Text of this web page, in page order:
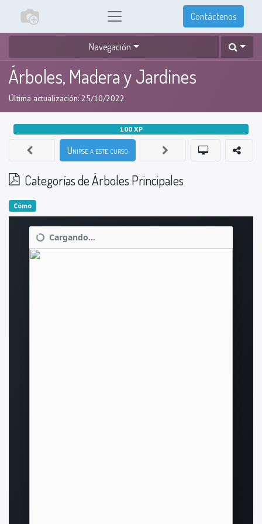
Contáctenos
Navegación
Árboles, Madera y Jardines
Última actualización: 25/10/2022
Categorías de Árboles Principales
100 XP
Unirse a este curso
Cómo